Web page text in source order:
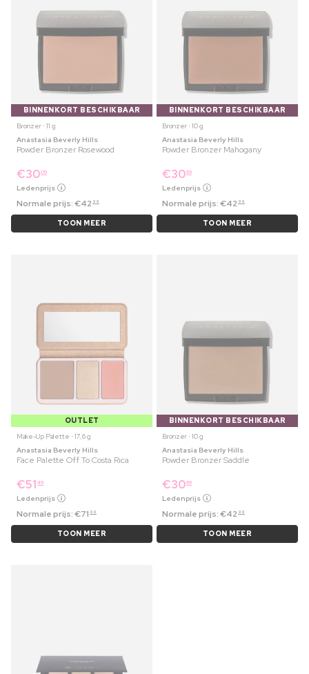
BINNENKORT BESCHIKBAAR
Bronzer ⋅ 11 g
Anastasia Beverly Hills
Powder Bronzer Rosewood
€3009
Ledenprijs
Normale prijs:€42 99
TOON MEER
BINNENKORT BESCHIKBAAR
Bronzer ⋅ 10 g
Anastasia Beverly Hills
Powder Bronzer Mahogany
€3069
Ledenprijs
Normale prijs:€42 99
TOON MEER
OUTLET
Make-Up Palette ⋅ 17,6 g
Anastasia Beverly Hills
Face Palette Off To Costa Rica
€51 49
Ledenprijs
Normale prijs:€71 99
TOON MEER
BINNENKORT BESCHIKBAAR
Bronzer ⋅ 10 g
Anastasia Beverly Hills
Powder Bronzer Saddle
€3069
Ledenprijs
Normale prijs:€42 99
TOON MEER